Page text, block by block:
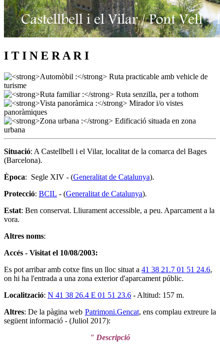
I T I N E R A R I
Situació: A Castellbell i el Vilar, localitat de la comarca del Bages
(Barcelona).
Època: Segle XIV - (Generalitat de Catalunya).
Protecció: BCIL - (Generalitat de Catalunya).
Estat: Ben conservat. Lliurament accessible, a peu. Aparcament a la
vora.
Altres noms:
Accés - Visitat el 10/08/2003:
Es pot arribar amb cotxe fins un lloc situat a 41 38 21.7 01 51 24.6,
on hi ha l'entrada a una zona exterior d'aparcament públic.
Localització: N 41 38 26.4 E 01 51 23.6 - Altitud: 157 m.
Altres: De la pàgina web Patrimoni.Gencat, ens complau extreure la
següent informació - (Juliol 2017):
" Descripció